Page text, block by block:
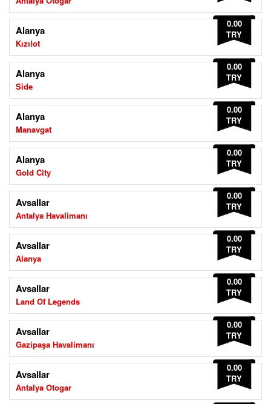
Alanya
Kızılot
0.00
TRY
Alanya
Side
0.00
TRY
Alanya
Manavgat
0.00
TRY
Alanya
Gold City
0.00
TRY
Avsallar
Antalya Havalimanı
0.00
TRY
Avsallar
Alanya
0.00
TRY
Avsallar
Land Of Legends
0.00
TRY
Avsallar
Gazipaşa Havalimanı
0.00
TRY
Avsallar
Antalya Otogar
0.00
TRY